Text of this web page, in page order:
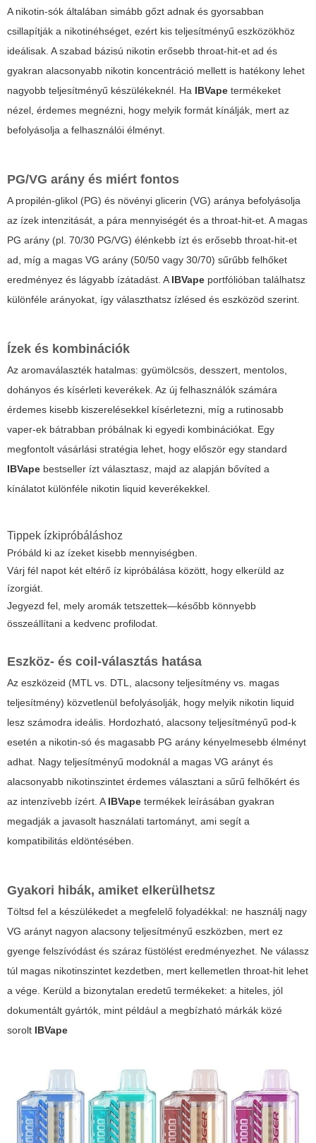
A nikotin-sók általában simább gőzt adnak és gyorsabban
csillapítják a nikotinéhséget, ezért kis teljesítményű eszközökhöz
ideálisak. A szabad bázisú nikotin erősebb throat-hit-et ad és
gyakran alacsonyabb nikotin koncentráció mellett is hatékony lehet
nagyobb teljesítményű készülékeknél. Ha IBVape termékeket
nézel, érdemes megnézni, hogy melyik formát kínálják, mert az
befolyásolja a felhasználói élményt.
PG/VG arány és miért fontos
A propilén-glikol (PG) és növényi glicerin (VG) aránya befolyásolja
az ízek intenzitását, a pára mennyiségét és a throat-hit-et. A magas
PG arány (pl. 70/30 PG/VG) élénkebb ízt és erősebb throat-hit-et
ad, míg a magas VG arány (50/50 vagy 30/70) sűrűbb felhőket
eredményez és lágyabb ízátadást. AIBVape portfólióban találhatsz
különféle arányokat, így választhatsz ízlésed és eszközöd szerint.
Ízek és kombinációk
Az aromaválaszték hatalmas: gyümölcsös, desszert, mentolos,
dohányos és kísérleti keverékek. Az új felhasználók számára
érdemes kisebb kiszerelésekkel kísérletezni, míg a rutinosabb
vaper-ek bátrabban próbálnak ki egyedi kombinációkat. Egy
megfontolt vásárlási stratégia lehet, hogy először egy standard
IBVape bestseller ízt választasz, majd az alapján bővíted a
kínálatot különféle nikotin liquid keverékekkel.
Tippek ízkipróbáláshoz
Próbáld ki az ízeket kisebb mennyiségben.
Várj fél napot két eltérő íz kipróbálása között, hogy elkerüld az
ízorgiát.
Jegyezd fel, mely aromák tetszettek—később könnyebb
összeállítani a kedvenc profilodat.
Eszköz- és coil-választás hatása
Az eszközeid (MTL vs. DTL, alacsony teljesítmény vs. magas
teljesítmény) közvetlenül befolyásolják, hogy melyik nikotin liquid
lesz számodra ideális. Hordozható, alacsony teljesítményű pod-k
esetén a nikotin-só és magasabb PG arány kényelmesebb élményt
adhat. Nagy teljesítményű modoknál a magas VG arányt és
alacsonyabb nikotinszintet érdemes választani a sűrű felhőkért és
az intenzívebb ízért. AIBVape termékek leírásában gyakran
megadják a javasolt használati tartományt, ami segít a
kompatibilitás eldöntésében.
Gyakori hibák, amiket elkerülhetsz
Töltsd fel a készülékedet a megfelelő folyadékkal: ne használj nagy
VG arányt nagyon alacsony teljesítményű eszközben, mert ez
gyenge felszívódást és száraz füstölést eredményezhet. Ne válassz
túl magas nikotinszintet kezdetben, mert kellemetlen throat-hit lehet
a vége. Kerüld a bizonytalan eredetű termékeket: a hiteles, jól
dokumentált gyártók, mint például a megbízható márkák közé
sorolt IBVape